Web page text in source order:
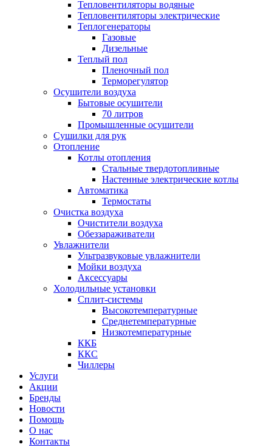
Тепловентиляторы водяные
Тепловентиляторы электрические
Теплогенераторы
Газовые
Дизельные
Теплый пол
Пленочный пол
Терморегулятор
Осушители воздуха
Бытовые осушители
70 литров
Промышленные осушители
Сушилки для рук
Отопление
Котлы отопления
Стальные твердотопливные
Настенные электрические котлы
Автоматика
Термостаты
Очистка воздуха
Очистители воздуха
Обеззараживатели
Увлажнители
Ультразвуковые увлажнители
Мойки воздуха
Аксессуары
Холодильные установки
Сплит-системы
Высокотемпературные
Среднетемпературные
Низкотемпературные
ККБ
ККС
Чиллеры
Услуги
Акции
Бренды
Новости
Помощь
О нас
Контакты